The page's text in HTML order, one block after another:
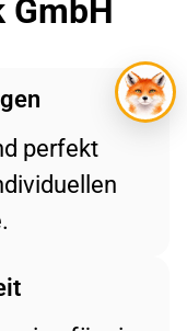
GmbH
perfekt